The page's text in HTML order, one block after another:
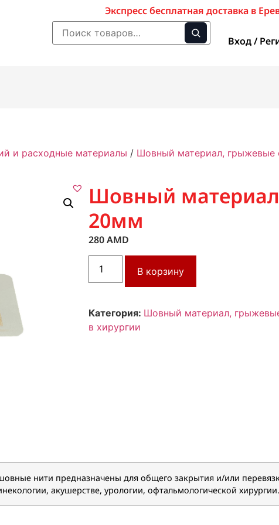
Экспресс бесплатная доставка в
Вход /
и расходные материалы / Шовный материал, грыжевые
Шовный материал
20мм
280AMD
В корзину
Категория: Шовный материал,
в хирургии
нити предназначены для общего закрытия и/или
акушерстве, урологии, офтальмологической хирургии.